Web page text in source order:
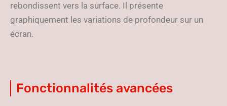
rebondissent vers la surface. Il présente
graphiquement les variations de profondeur sur un
écran.
Fonctionnalités avancées